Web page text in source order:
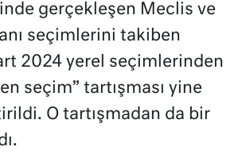
gerçekleşen Meclis ve
seçimlerini takiben
2024 yerel seçimlerinden
seçim” tartışması yine
O tartışmadan da bir